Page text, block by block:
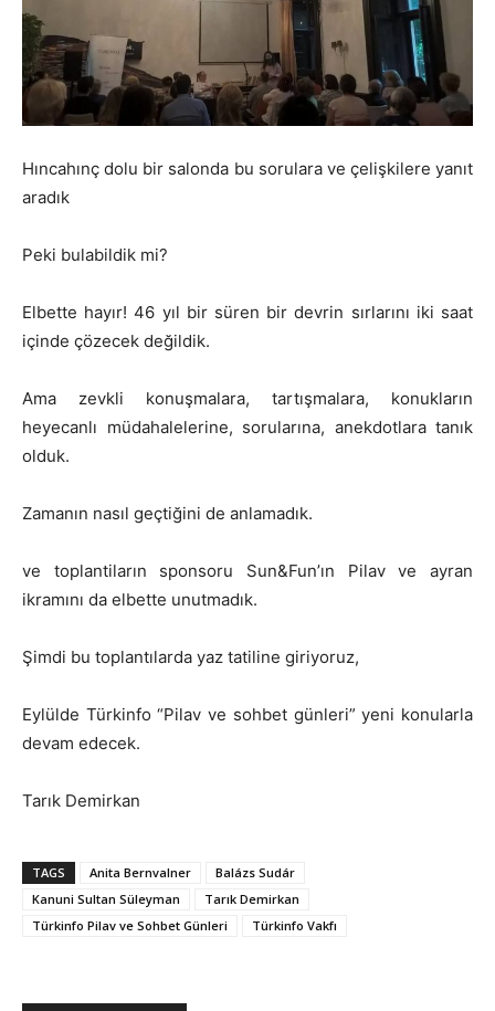
Hıncahınç dolu bir salonda bu sorulara ve çelişkilere yanıt
aradık
Peki bulabildik mi?
Elbette hayır! 46 yıl bir süren bir devrin sırlarını iki saat
içinde çözecek değildik.
Ama zevkli konuşmalara, tartışmalara, konukların
heyecanlı müdahalelerine, sorularına, anekdotlara tanık
olduk.
Zamanın nasıl geçtiğini de anlamadık.
ve toplantiların sponsoru Sun&Fun’ın Pilav ve ayran
ikramını da elbette unutmadık.
Şimdi bu toplantılarda yaz tatiline giriyoruz,
Eylülde Türkinfo “Pilav ve sohbet günleri” yeni konularla
devam edecek.
Tarık Demirkan
TAGS Anita Bernvalner
Balázs Sudár
Kanuni Sultan Süleyman
Tarık Demirkan
Türkinfo Pilav ve Sohbet Günleri
Türkinfo Vakfı